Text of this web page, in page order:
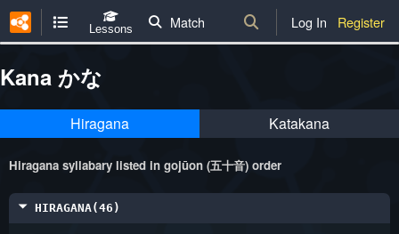
Lessons Match Log In Register
Kana かな
Hiragana Katakana
Hiragana syllabary listed in gojūon (五十音) order
HIRAGANA(46)